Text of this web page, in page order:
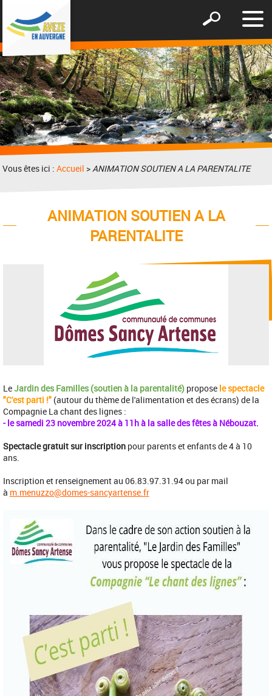
le
Afficher
formulaire
de
recherche
Vous êtes ici :Accueil >ANIMATION SOUTIEN A LA PARENTALITE
ANIMATION SOUTIEN A LA
PARENTALITE
LeJardin des Familles (soutien à la parentalité)propose le spectacle
"C'est parti !" (autour du thème de l'alimentation et des écrans) de la
Compagnie La chant des lignes :
- le samedi 23 novembre 2024 à 11h à la salle des fêtes à Nébouzat.
Spectacle gratuit sur inscriptionpour parents et enfants de 4 à 10
ans.
Inscription et renseignement au 06.83.97.31.94 ou par mail
à m.menuzzo@domes-sancyartense.fr